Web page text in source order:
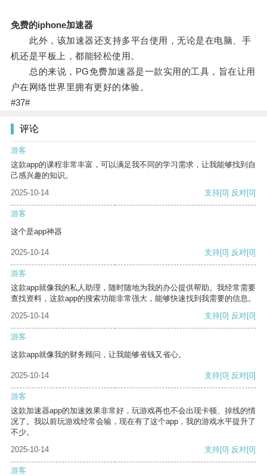
免费的iphone加速器
此外，该加速器还支持多平台使用，无论是在电脑、手
机还是平板上，都能轻松使用。
总的来说，PG免费加速器是一款实用的工具，旨在让用
户在网络世界里拥有更好的体验。
#37#
评论
游客
这款app的课程非常丰富，可以满足我不同的学习需求，让我能够找到自
己感兴趣的知识。
2025-10-14
支持[0] 反对[0]
游客
这个是app神器
2025-10-14 支持[0] 反对[0]
游客
这款app就像我的私人助理，随时随地为我的办公提供帮助。我经常需要
查找资料，这款app的搜索功能非常强大，能够快速找到我需要的信息。
2025-10-14
支持[0] 反对[0]
游客
这款app就像我的财务顾问，让我能够省钱又省心。
2025-10-14 支持[0] 反对[0]
游客
这款加速器app的加速效果非常好，玩游戏再也不会出现卡顿、掉线的情
况了。我以前玩游戏经常会输，现在有了这个app，我的游戏水平提升了
不少。
2025-10-14
支持[0] 反对[0]
游客